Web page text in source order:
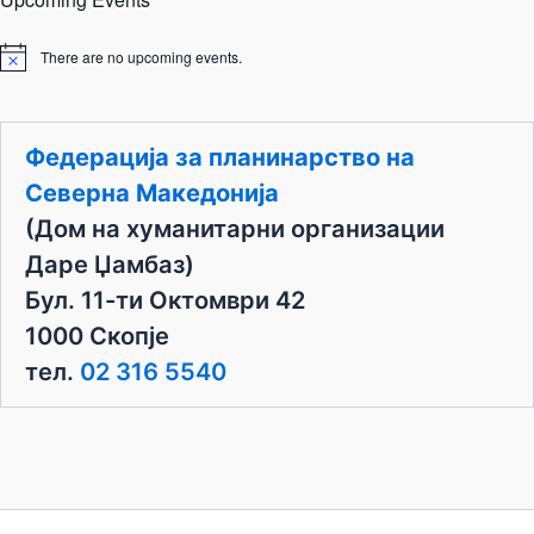
N
i
There are no upcoming events.
Федерација за планинарство на
Северна Македонија
(Дом на хуманитарни организации
Даре Џамбаз)
Бул. 11-ти Октомври 42
1000 Скопје
тел. 02 316 5540